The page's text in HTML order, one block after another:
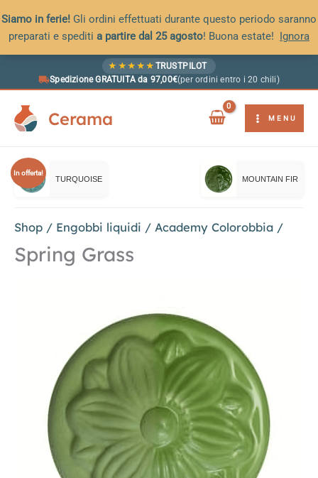
Siamo in ferie! Gli ordini effettuati durante questo periodo saranno
preparati e spediti a partire dal 25 agosto! Buona estate! Ignora
★ ★ ★ ★ ★ TRUSTPILOT
Spedizione GRATUITA da 97,00€(per ordini entro i 20 chili)
Cerama MENU
In offerta!
TURQUOISE MOUNTAIN FIR
Shop / Engobbi liquidi / Academy Colorobbia /
Spring Grass